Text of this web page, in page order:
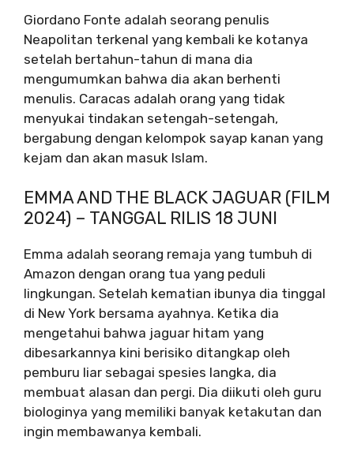
Giordano Fonte adalah seorang penulis
Neapolitan terkenal yang kembali ke kotanya
setelah bertahun-tahun di mana dia
mengumumkan bahwa dia akan berhenti
menulis. Caracas adalah orang yang tidak
menyukai tindakan setengah-setengah,
bergabung dengan kelompok sayap kanan yang
kejam dan akan masuk Islam.
EMMA AND THE BLACK JAGUAR (FILM
2024) – TANGGAL RILIS 18 JUNI
Emma adalah seorang remaja yang tumbuh di
Amazon dengan orang tua yang peduli
lingkungan. Setelah kematian ibunya dia tinggal
di New York bersama ayahnya. Ketika dia
mengetahui bahwa jaguar hitam yang
dibesarkannya kini berisiko ditangkap oleh
pemburu liar sebagai spesies langka, dia
membuat alasan dan pergi. Dia diikuti oleh guru
biologinya yang memiliki banyak ketakutan dan
ingin membawanya kembali.